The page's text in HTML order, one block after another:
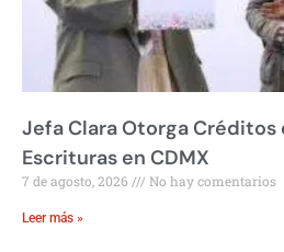
Jefa Clara Otorga Créditos
Escrituras en CDMX
7 de agosto, 2026 No hay comentarios
Leer más »